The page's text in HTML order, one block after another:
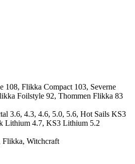
108, Flikka Compact 103, Severne
Foilstyle 92, Thommen Flikka 83
3.6, 4.3, 4.6, 5.0, 5.6, Hot Sails KS3
Lithium 4.7, KS3 Lithium 5.2
Flikka, Witchcraft